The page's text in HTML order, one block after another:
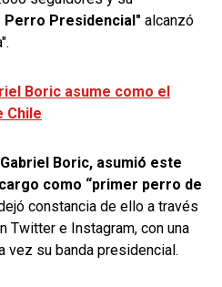
Perro Presidencial" alcanzó
Boric asume como el
Chile
Boric, asumió este
como “primer perro de
constancia de ello a través
Twitter e Instagram, con una
vez su banda presidencial.